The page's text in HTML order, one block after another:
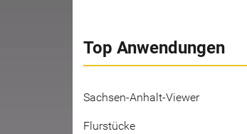
Top Anwendungen
Sachsen-Anhalt-Viewer
Flurstücke